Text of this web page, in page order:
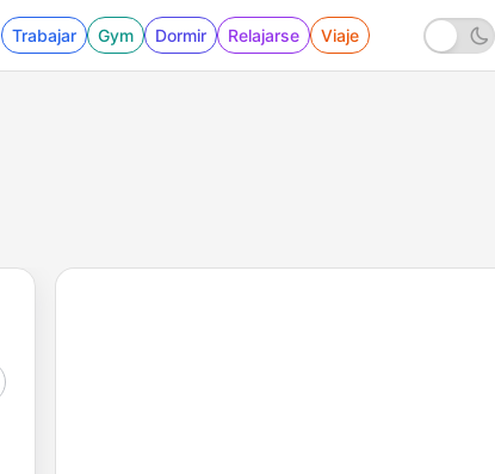
Trabajar Gym Dormir Relajarse Viaje